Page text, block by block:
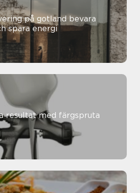
på gotland bevara
spara energi
resultat med färgspruta